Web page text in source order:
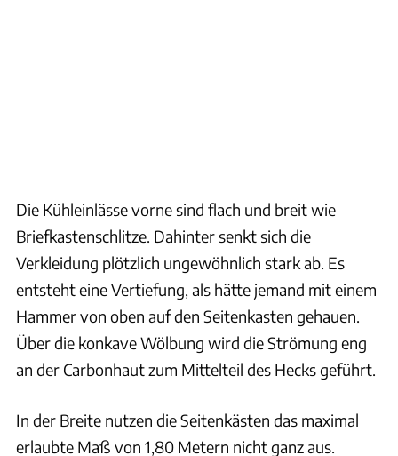
Die Kühleinlässe vorne sind flach und breit wie
Briefkastenschlitze. Dahinter senkt sich die
Verkleidung plötzlich ungewöhnlich stark ab. Es
entsteht eine Vertiefung, als hätte jemand mit einem
Hammer von oben auf den Seitenkasten gehauen.
Über die konkave Wölbung wird die Strömung eng
an der Carbonhaut zum Mittelteil des Hecks geführt.
In der Breite nutzen die Seitenkästen das maximal
erlaubte Maß von 1,80 Metern nicht ganz aus.